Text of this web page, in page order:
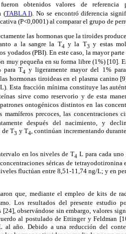
obtenidos valores de referencia
(TABLA I). No se encontró diferencia
(P<0,0001) al comparar el grupo de
las hormonas que la tiroides
a la sangre la T4 y la T3 y estas
yodados (PBI). En este caso, la mayor
muy pequeña en su forma libre (1%) [10].
para T4 y ligeramente mayor del 1%
hormonas tiroideas en el plasma canino
L). Esta fracción mínima constituye las
sirve como reservorio y de esta
ontogénicos distintos en las
mamíferos precoces, las concentraciones
después del nacimiento, y
de T3 y T4 , continúan incrementando
en los niveles de T4 L para cada
séricas de
fluctúan entre 8,51-11,74 ng/L; y en
que, mediante el empleo de kits de
Los resultados del presente estudio
[24], observándose sin embargo, valores
al postulado de Ettinger y Feldman
al año. Debido a una reducción del